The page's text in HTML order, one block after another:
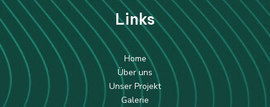
Links
Home
Über uns
Unser Projekt
Galerie